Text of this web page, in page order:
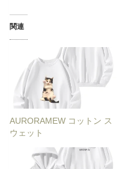
関連
AURORAMEW コットン ス
ウェット